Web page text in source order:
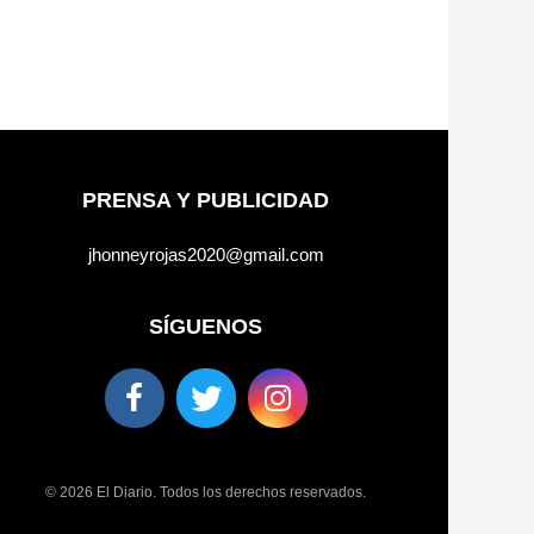
PRENSA Y PUBLICIDAD
jhonneyrojas2020@gmail.com
SÍGUENOS
© 2026 El Diario. Todos los derechos reservados.